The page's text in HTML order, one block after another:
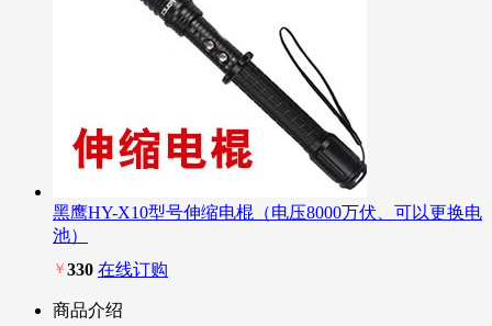
黑鹰HY-X10型号伸缩电棍（电压8000万伏、可以更换电
池）
￥ 330 在线订购
商品介绍